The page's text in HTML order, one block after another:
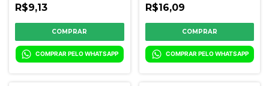
/ H136807 -VV
R$9,13
COMPRAR PELO WHATSAPP
R$16,09
COMPRAR PELO WHATSAPP